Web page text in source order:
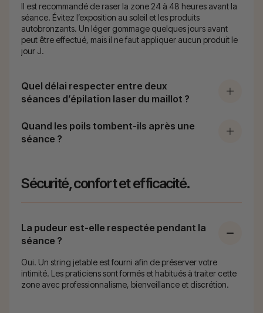
Il est recommandé de raser la zone 24 à 48 heures avant la
séance. Évitez l’exposition au soleil et les produits
autobronzants. Un léger gommage quelques jours avant
peut être effectué, mais il ne faut appliquer aucun produit le
jour J.
Quel délai respecter entre deux
séances d’épilation laser du maillot ?
Quand les poils tombent-ils après une
séance ?
Sécurité, confort et efficacité.
La pudeur est-elle respectée pendant la
séance ?
Oui. Un string jetable est fourni afin de préserver votre
intimité. Les praticiens sont formés et habitués à traiter cette
zone avec professionnalisme, bienveillance et discrétion.